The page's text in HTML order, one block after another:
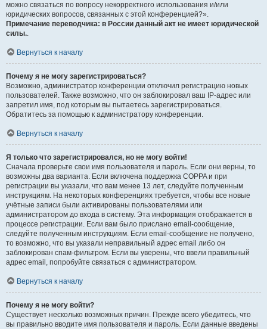
можно связаться по вопросу некорректного использования и/или
юридических вопросов, связанных с этой конференцией?».
Примечание переводчика: в России данный акт не имеет юридической
силы..
Вернуться к началу
Почему я не могу зарегистрироваться?
Возможно, администратор конференции отключил регистрацию новых
пользователей. Также возможно, что он заблокировал ваш IP-адрес или
запретил имя, под которым вы пытаетесь зарегистрироваться.
Обратитесь за помощью к администратору конференции.
Вернуться к началу
Я только что зарегистрировался, но не могу войти!
Сначала проверьте свои имя пользователя и пароль. Если они верны, то
возможны два варианта. Если включена поддержка COPPA и при
регистрации вы указали, что вам менее 13 лет, следуйте полученным
инструкциям. На некоторых конференциях требуется, чтобы все новые
учётные записи были активированы пользователями или
администратором до входа в систему. Эта информация отображается в
процессе регистрации. Если вам было прислано email-сообщение,
следуйте полученным инструкциям. Если email-сообщение не получено,
то возможно, что вы указали неправильный адрес email либо он
заблокирован спам-фильтром. Если вы уверены, что ввели правильный
адрес email, попробуйте связаться с администратором.
Вернуться к началу
Почему я не могу войти?
Существует несколько возможных причин. Прежде всего убедитесь, что
вы правильно вводите имя пользователя и пароль. Если данные введены